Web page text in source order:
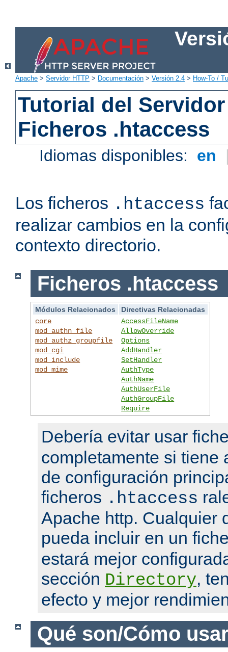
Apache > Servidor HTTP > Documentación > Versión 2.4 > How-To /
Tutorial del
Ficheros .htaccess
Idiomas disponibles: en
Los ficheros .htaccess
realizar cambios en la
contexto directorio.
Ficheros .htaccess
Módulos Relacionados
Directivas Relacionadas
core
mod_authn_file
mod_authz_groupfile
mod_cgi
mod_include
mod_mime
AccessFileName
AllowOverride
Options
AddHandler
SetHandler
AuthType
AuthName
AuthUserFile
AuthGroupFile
Require
Debería evitar usar
completamente si tiene
de configuración
ficheros .htaccess
Apache http. Cualquier
pueda incluir en un
estará mejor
sección Directory,
efecto y mejor
Qué son/Cómo